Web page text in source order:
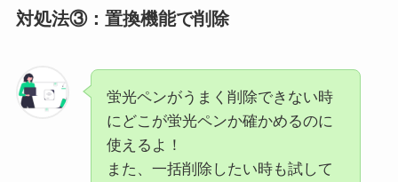
対処法③：置換機能で削除
蛍光ペンがうまく削除できない時
にどこが蛍光ペンか確かめるのに
使えるよ！
また、一括削除したい時も試して